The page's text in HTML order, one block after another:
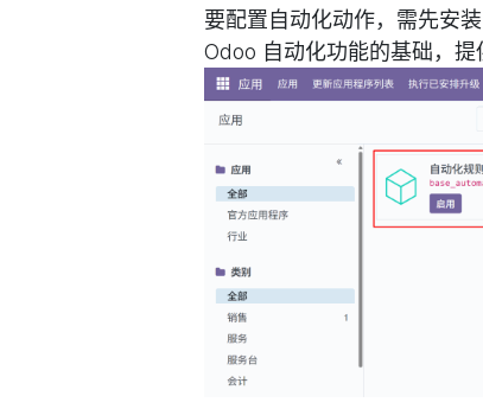
要配置自动化动作，需先安
Odoo 自动化功能的基础，提